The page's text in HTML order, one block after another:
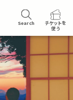
Search
チケットを
使う